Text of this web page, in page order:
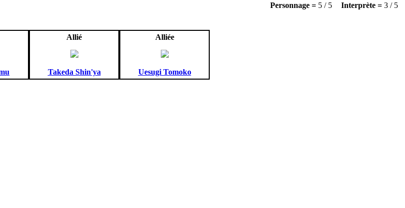
Personnage = 5 / 5 Interprète = 3 / 5
Allié
Takeda Shin'ya
Alliée
Uesugi Tomoko